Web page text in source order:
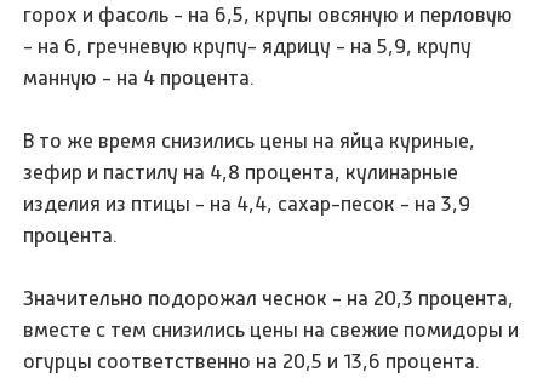
горох и фасоль - на 6,5, крупы овсяную и перловую
- на 6, гречневую крупу- ядрицу - на 5,9, крупу
манную - на 4 процента.
В то же время снизились цены на яйца куриные,
зефир и пастилу на 4,8 процента, кулинарные
изделия из птицы - на 4,4, сахар-песок - на 3,9
процента.
Значительно подорожал чеснок - на 20,3 процента,
вместе с тем снизились цены на свежие помидоры и
огурцы соответственно на 20,5 и 13,6 процента.